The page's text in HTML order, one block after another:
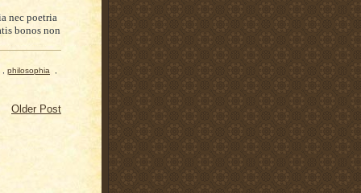
nec poetria
bonos non
philosophia
Older Post